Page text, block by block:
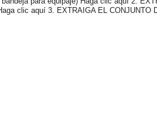
clic aquí 3. EXTRAIGA EL CONJUNTO